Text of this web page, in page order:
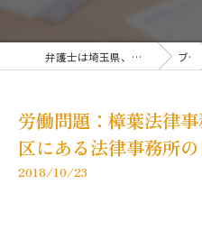
弁護士は埼玉県、さいたま市の樟葉法律事務所 ブログ
労働問題：樟葉法律
区にある法律事務所の
2018/10/23